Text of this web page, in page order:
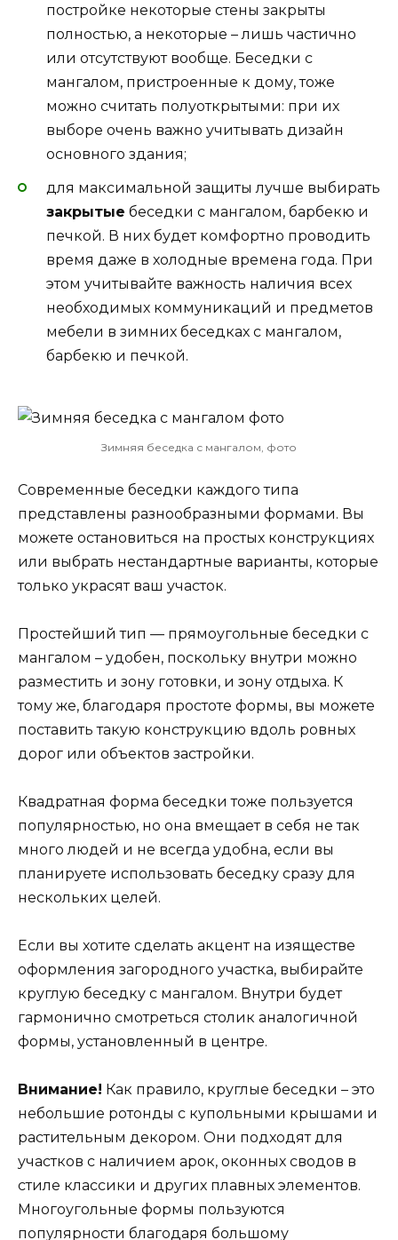
постройке некоторые стены закрыты
полностью, а некоторые – лишь частично
или отсутствуют вообще. Беседки с
мангалом, пристроенные к дому, тоже
можно считать полуоткрытыми: при их
выборе очень важно учитывать дизайн
основного здания;
для максимальной защиты лучше выбирать
закрытые беседки с мангалом, барбекю и
печкой. В них будет комфортно проводить
время даже в холодные времена года. При
этом учитывайте важность наличия всех
необходимых коммуникаций и предметов
мебели в зимних беседках с мангалом,
барбекю и печкой.
Зимняя беседка с мангалом, фото
Современные беседки каждого типа
представлены разнообразными формами. Вы
можете остановиться на простых конструкциях
или выбрать нестандартные варианты, которые
только украсят ваш участок.
Простейший тип — прямоугольные беседки с
мангалом – удобен, поскольку внутри можно
разместить и зону готовки, и зону отдыха. К
тому же, благодаря простоте формы, вы можете
поставить такую конструкцию вдоль ровных
дорог или объектов застройки.
Квадратная форма беседки тоже пользуется
популярностью, но она вмещает в себя не так
много людей и не всегда удобна, если вы
планируете использовать беседку сразу для
нескольких целей.
Если вы хотите сделать акцент на изяществе
оформления загородного участка, выбирайте
круглую беседку с мангалом. Внутри будет
гармонично смотреться столик аналогичной
формы, установленный в центре.
Внимание! Как правило, круглые беседки – это
небольшие ротонды с купольными крышами и
растительным декором. Они подходят для
участков с наличием арок, оконных сводов в
стиле классики и других плавных элементов.
Многоугольные формы пользуются
популярности благодаря большому